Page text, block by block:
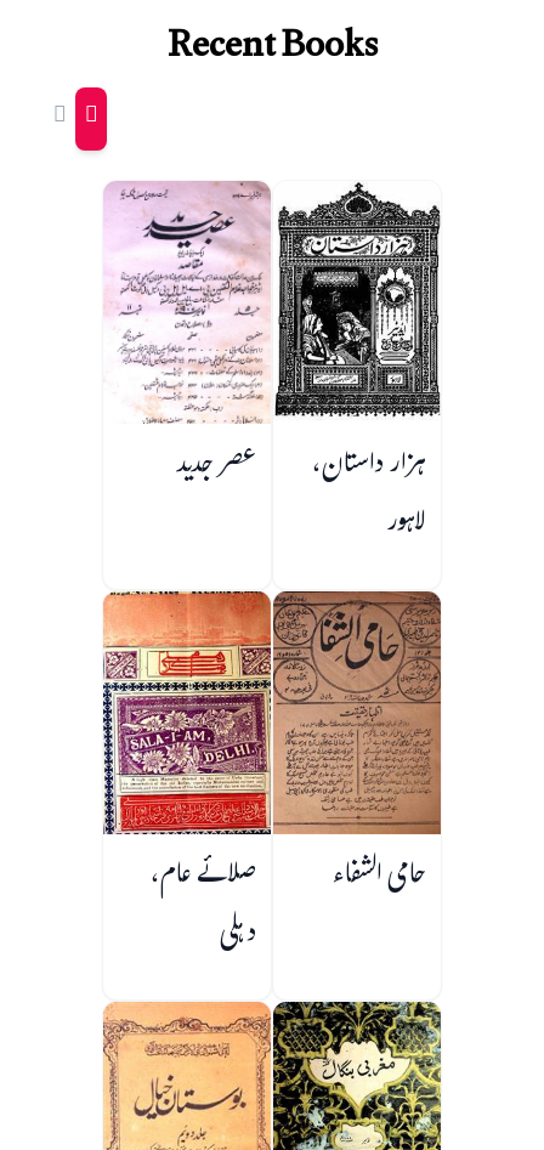
Recent Books
ہزار داستان،
لاہور
عصر جدید
حامی الشفاء صلائے عام،
دہلی